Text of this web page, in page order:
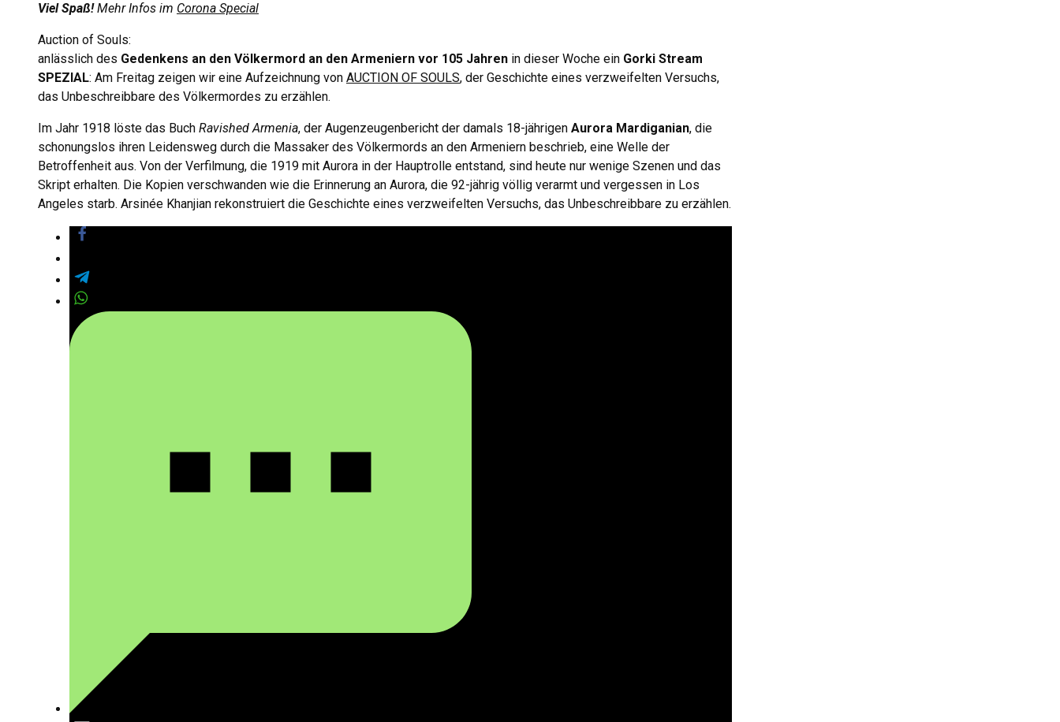
Viel Spaß!Mehr Infos im Corona Special
Auction of Souls:
anlässlich des Gedenkens an den Völkermord an den Armeniern vor 105 Jahren in dieser Woche ein Gorki Stream
SPEZIAL: Am Freitag zeigen wir eine Aufzeichnung von AUCTION OF SOULS, der Geschichte eines verzweifelten Versuchs,
das Unbeschreibbare des Völkermordes zu erzählen.
Im Jahr 1918 löste das Buch Ravished Armenia, der Augenzeugenbericht der damals 18-jährigen Aurora Mardiganian, die
schonungslos ihren Leidensweg durch die Massaker des Völkermords an den Armeniern beschrieb, eine Welle der
Betroffenheit aus. Von der Verfilmung, die 1919 mit Aurora in der Hauptrolle entstand, sind heute nur wenige Szenen und das
Skript erhalten. Die Kopien verschwanden wie die Erinnerung an Aurora, die 92-jährig völlig verarmt und vergessen in Los
Angeles starb. Arsinée Khanjian rekonstruiert die Geschichte eines verzweifelten Versuchs, das Unbeschreibbare zu erzählen.